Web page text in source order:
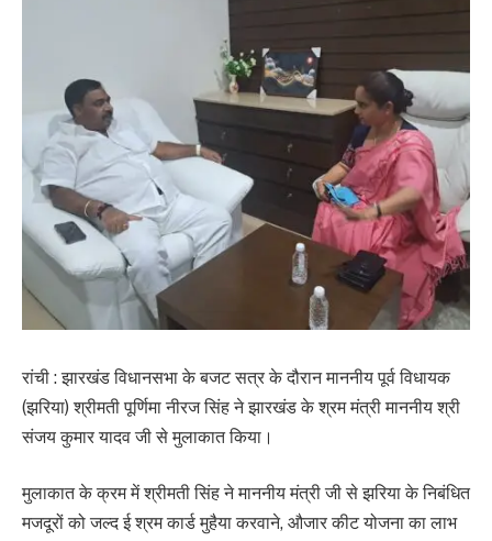
रांची : झारखंड विधानसभा के बजट सत्र के दौरान माननीय पूर्व विधायक
(झरिया) श्रीमती पूर्णिमा नीरज सिंह ने झारखंड के श्रम मंत्री माननीय श्री
संजय कुमार यादव जी से मुलाकात किया।
मुलाकात के क्रम में श्रीमती सिंह ने माननीय मंत्री जी से झरिया के निबंधित
मजदूरों को जल्द ई श्रम कार्ड मुहैया करवाने, औजार कीट योजना का लाभ